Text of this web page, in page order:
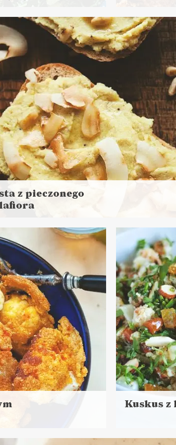
przygotowania:
minut
DO PRACY
GOTOWANIE ?
więcej
Czas
TYDZIEŃ
z pieczonego
przygotowania: 20 minut + 20 minut pieczenia
Kuskus
więcej
Porcja dla 2 -